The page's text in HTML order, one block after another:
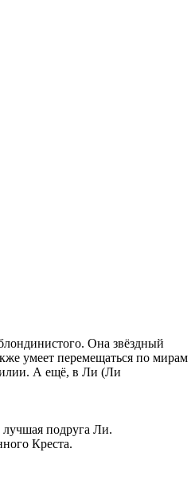
Она звёздный
умеет перемещаться по мирам
А ещё, в Ли (Ли
подруга Ли.
Креста.